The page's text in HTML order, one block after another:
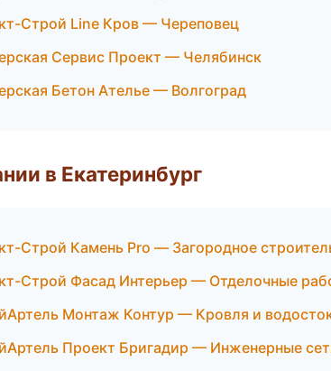
Строй Line Кров — Череповец
Сервис Проект — Челябинск
Бетон Ателье — Волгоград
в Екатеринбург
Строй Камень Pro — Загородное
Строй Фасад Интерьер — Отделочные
Монтаж Контур — Кровля и
Проект Бригадир — Инженерные